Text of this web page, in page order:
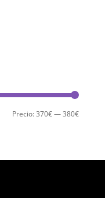
Precio
Precio
Precio:370€—380€